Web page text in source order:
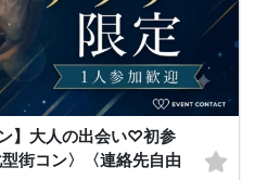
】大人の出会い♡初参
街コン〉〈連絡先自由